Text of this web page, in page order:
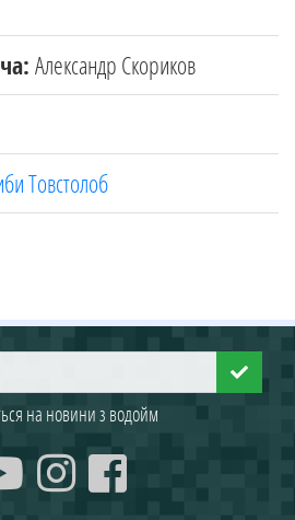
Александр Скориков
Товстолоб
на новини з водойм